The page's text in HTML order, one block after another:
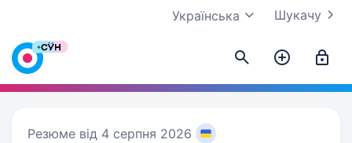
Шукачу
Українська
Резюме від 4 серпня 2026